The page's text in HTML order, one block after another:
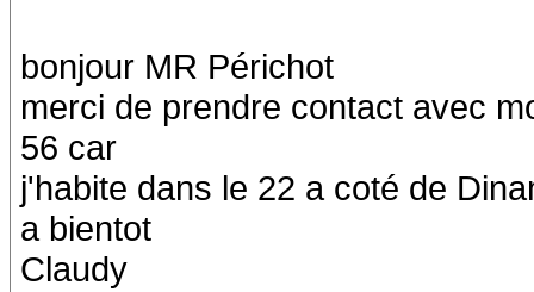
bonjour MR Périchot
merci de prendre contact avec
56 car
j'habite dans le 22 a coté de
a bientot
Claudy